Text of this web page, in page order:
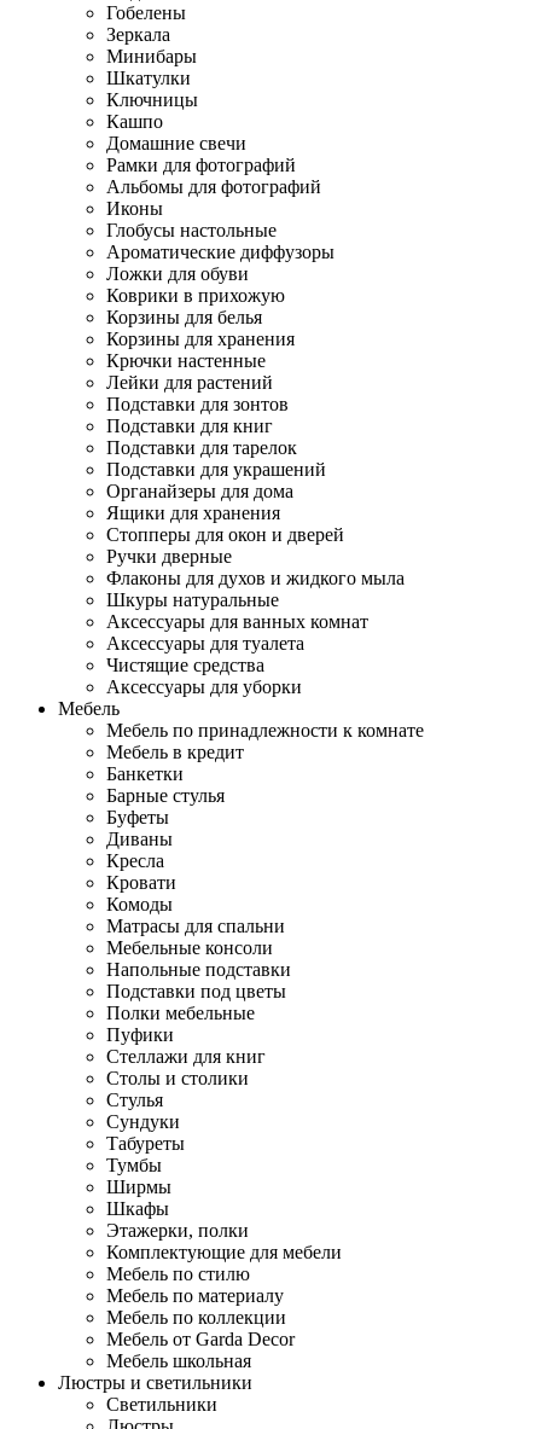
Гобелены
Зеркала
Минибары
Шкатулки
Ключницы
Кашпо
Домашние свечи
Рамки для фотографий
Альбомы для фотографий
Иконы
Глобусы настольные
Ароматические диффузоры
Ложки для обуви
Коврики в прихожую
Корзины для белья
Корзины для хранения
Крючки настенные
Лейки для растений
Подставки для зонтов
Подставки для книг
Подставки для тарелок
Подставки для украшений
Органайзеры для дома
Ящики для хранения
Стопперы для окон и дверей
Ручки дверные
Флаконы для духов и жидкого мыла
Шкуры натуральные
Аксессуары для ванных комнат
Аксессуары для туалета
Чистящие средства
Аксессуары для уборки
Мебель
Мебель по принадлежности к комнате
Мебель в кредит
Банкетки
Барные стулья
Буфеты
Диваны
Кресла
Кровати
Комоды
Матрасы для спальни
Мебельные консоли
Напольные подставки
Подставки под цветы
Полки мебельные
Пуфики
Стеллажи для книг
Столы и столики
Стулья
Сундуки
Табуреты
Тумбы
Ширмы
Шкафы
Этажерки, полки
Комплектующие для мебели
Мебель по стилю
Мебель по материалу
Мебель по коллекции
Мебель от Garda Decor
Мебель школьная
Люстры и светильники
Светильники